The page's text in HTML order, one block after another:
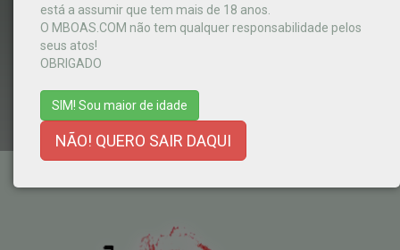
está a assumir que tem mais de 18 anos.
O MBOAS.COM não tem qualquer responsabilidade pelos
seus atos!
OBRIGADO
SIM! Sou maior de idade
NÃO! QUERO SAIR DAQUI
MENU
TERMOS E CONDIÇÕES - AJUDA